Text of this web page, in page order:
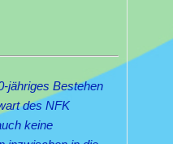
jähriges Bestehen
des NFK
keine